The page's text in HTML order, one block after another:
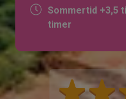
Sommertid +3,5
timer